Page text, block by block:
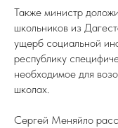
Также министр
школьников из
ущерб социальной
республику
необходимое для
школах.
Сергей Меняйло